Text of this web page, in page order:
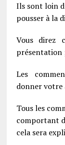
Ils sont loin
pousser à la
Vous direz
présentation
Les
donner votre
Tous les
comportant
cela sera